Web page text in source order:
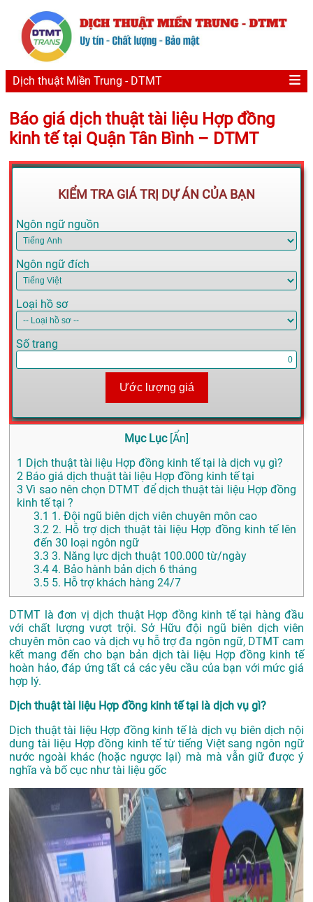
Dịch thuật Miền Trung - DTMT
Báo giá dịch thuật tài liệu Hợp đồng
kinh tế tại Quận Tân Bình – DTMT
KIỂM TRA GIÁ TRỊ DỰ ÁN CỦA BẠN
Ngôn ngữ nguồn
Ngôn ngữ đích
Loại hồ sơ
Số trang
Ước lượng giá
Mục Lục [Ẩn]
1 Dịch thuật tài liệu Hợp đồng kinh tế tại là dịch vụ gì?
2 Báo giá dịch thuật tài liệu Hợp đồng kinh tế tại
3 Vì sao nên chọn DTMT để dịch thuật tài liệu Hợp đồng
kinh tế tại ?
3.1 1. Đội ngũ biên dịch viên chuyên môn cao
3.2 2. Hỗ trợ dịch thuật tài liệu Hợp đồng kinh tế lên
đến 30 loại ngôn ngữ
3.3 3. Năng lực dịch thuật 100.000 từ/ngày
3.4 4. Bảo hành bản dịch 6 tháng
3.5 5. Hỗ trợ khách hàng 24/7
DTMT là đơn vị dịch thuật Hợp đồng kinh tế tại hàng đầu
với chất lượng vượt trội. Sở Hữu đội ngũ biên dịch viên
chuyên môn cao và dịch vụ hỗ trợ đa ngôn ngữ, DTMT cam
kết mang đến cho bạn bản dịch tài liệu Hợp đồng kinh tế
hoàn hảo, đáp ứng tất cả các yêu cầu của bạn với mức giá
hợp lý.
Dịch thuật tài liệu Hợp đồng kinh tế tại là dịch vụ gì?
Dịch thuật tài liệu Hợp đồng kinh tế là dịch vụ biên dịch nội
dung tài liệu Hợp đồng kinh tế từ tiếng Việt sang ngôn ngữ
nước ngoài khác (hoặc ngược lại) mà mà vẫn giữ được ý
nghĩa và bố cục như tài liệu gốc